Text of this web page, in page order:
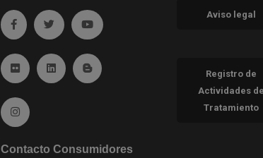
Ir a facebook (abre en ventana nueva)
Ir a twitter (abre en ventana nueva)
Ir a YouTube (abre en ventana nueva)
Ir a Flickr (abre en ventana nueva)
Ir a Linkedin (abre en ventana nueva)
Ir al Blog (abre en ventana nueva)
Ir a Instagram (abre en ventana nueva)
Contacto Consumidores
Aviso legal
Registro de
Actividades de
Tratamiento